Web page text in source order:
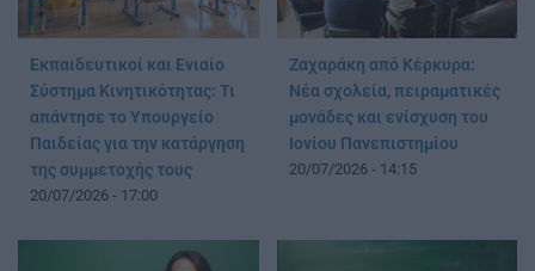
Εκπαιδευτικοί και Ενιαίο
Σύστημα Κινητικότητας: Τι
απάντησε το Υπουργείο
Παιδείας για την κατάργηση
της συμμετοχής τους
20/07/2026 - 17:00
Ζαχαράκη από Κέρκυρα:
Νέα σχολεία, πειραματικές
μονάδες και ενίσχυση του
Ιονίου Πανεπιστημίου
20/07/2026 - 14:15